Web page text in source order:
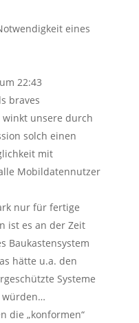
eines
22:43
braves
unsere durch
solch einen
mit
Mobildatennutzer
nur für fertige
ist es an der Zeit
Baukastensystem
hätte u.a. den
Systeme
würden…
die „konformen“